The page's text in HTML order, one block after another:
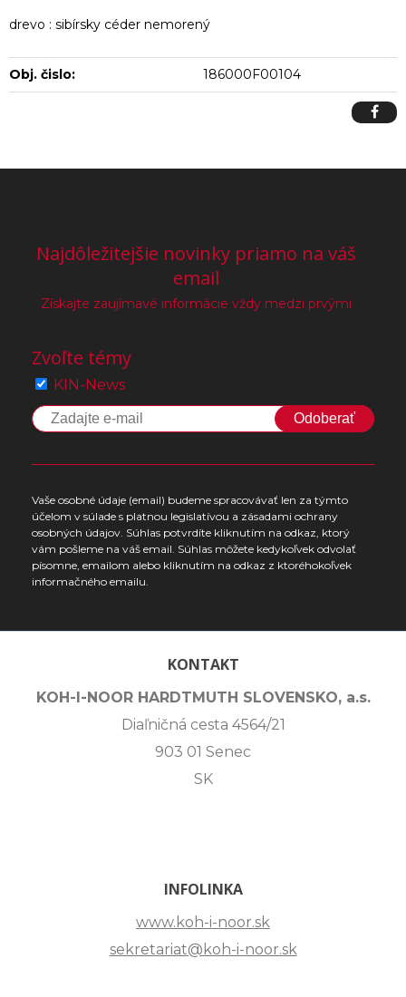
drevo : sibírsky céder nemorený
Obj. čislo: 186000F00104
Najdôležitejšie novinky priamo na váš
email
Získajte zaujímavé informácie vždy medzi prvými
Zvoľte témy
KIN-News
Odoberať
Vaše osobné údaje (email) budeme spracovávať len za týmto
účelom v súlade s platnou legislatívou a zásadami ochrany
osobných údajov. Súhlas potvrdíte kliknutím na odkaz, ktorý
vám pošleme na váš email. Súhlas môžete kedykoľvek odvolať
písomne, emailom alebo kliknutím na odkaz z ktoréhokoľvek
informačného emailu.
KONTAKT
KOH-I-NOOR HARDTMUTH SLOVENSKO, a.s.
Diaľničná cesta 4564/21
903 01 Senec
SK
INFOLINKA
www.koh-i-noor.sk
sekretariat@koh-i-noor.sk